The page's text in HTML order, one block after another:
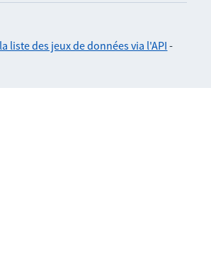
liste des jeux de données via l'API -